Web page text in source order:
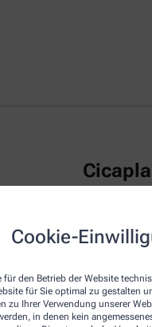
Cookie-
für den Betrieb der Website
für Sie optimal zu gestalten
zu Ihrer Verwendung unserer
in denen kein
La Roche
irritierte
Die Creme